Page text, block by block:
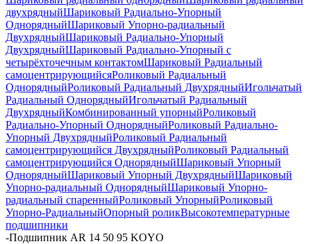
двухрядныйШариковый Радиально-Упорный
ОднорядныйШариковый Упорно-радиальный
ДвухрядныйШариковый Радиально-Упорный
ДвухрядныйШариковый Радиально-Упорный с
четырёхточечным контактомШариковый Радиальный
самоцентрирующийсяРоликовый Радиальный
ОднорядныйРоликовый Радиальный ДвухрядныйИгольчатый
Радиальный ОднорядныйИгольчатый Радиальный
ДвухрядныйКомбинированный упорныйРоликовый
Радиально-Упорный ОднорядныйРоликовый Радиально-
Упорный ДвухрядныйРоликовый Радиальный
самоцентрирующийся ДвухрядныйРоликовый Радиальный
самоцентрирующийся ОднорядныйШариковый Упорный
ОднорядныйШариковый Упорный ДвухрядныйШариковый
Упорно-радиальный ОднорядныйШариковый Упорно-
радиальный спаренныйРоликовый УпорныйРоликовый
Упорно-РадиальныйОпорный роликВысокотемпературные
подшипники
-Подшипник AR 14 50 95 KOYO